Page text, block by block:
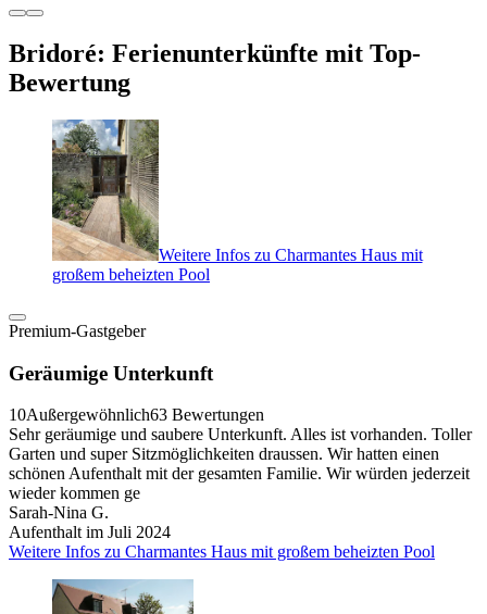
Bridoré: Ferienunterkünfte mit Top-
Bewertung
Weitere Infos zu Charmantes Haus mit
großem beheizten Pool
Premium-Gastgeber
Geräumige Unterkunft
10Außergewöhnlich63 Bewertungen
Sehr geräumige und saubere Unterkunft. Alles ist vorhanden. Toller
Garten und super Sitzmöglichkeiten draussen. Wir hatten einen
schönen Aufenthalt mit der gesamten Familie. Wir würden jederzeit
wieder kommen ge
Sarah-Nina G.
Aufenthalt im Juli 2024
Weitere Infos zu Charmantes Haus mit großem beheizten Pool